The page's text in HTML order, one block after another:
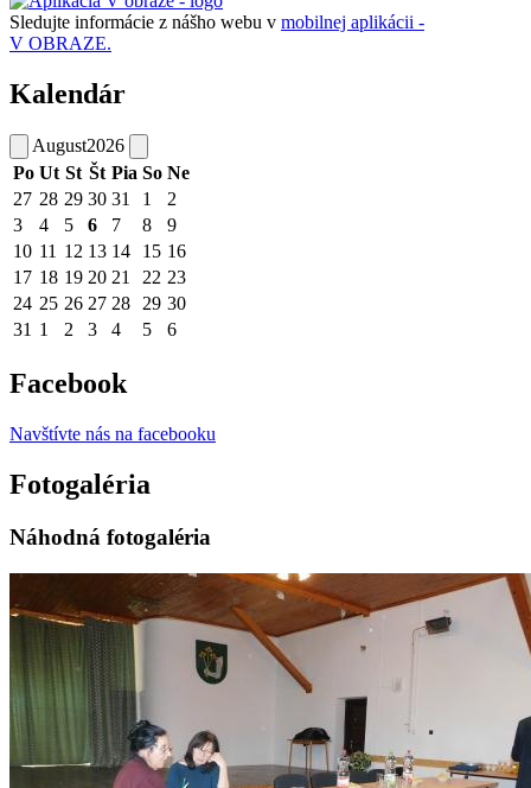
Sledujte informácie z nášho webu v mobilnej aplikácii -
V OBRAZE.
Kalendár
August2026
Po Ut St Št Pia So Ne
27 28 29 30 31 1
2
3
4 5 6 7 8
9
10 11 12 13 14 15 16
17 18 19 20 21 22 23
24 25 26 27 28 29 30
31 1 2 3 4 5 6
Facebook
Navštívte nás na facebooku
Fotogaléria
Náhodná fotogaléria